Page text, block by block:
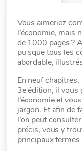
Vous aimeriez
l’économie, mais
de 1000 pages ?
puisque tous les
abordable,
En neuf
3e édition, il vous
l’économie et
jargon. Et afin de
l’on peut
précis, vous y
principaux